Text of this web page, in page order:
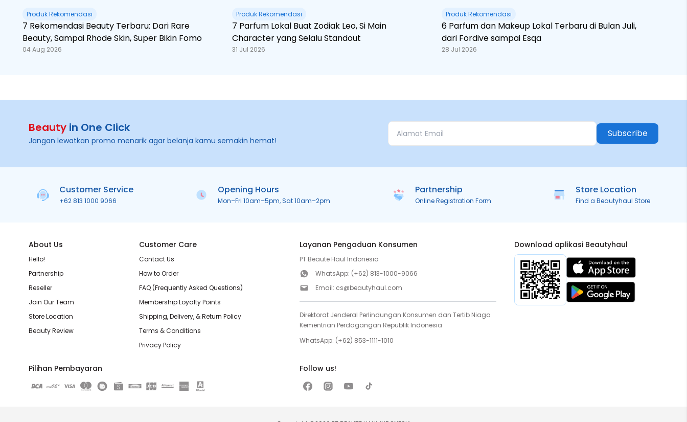
Produk Rekomendasi
7 Rekomendasi Beauty Terbaru: Dari Rare
Beauty, Sampai Rhode Skin, Super Bikin Fomo
04 Aug 2026
Produk Rekomendasi
7 Parfum Lokal Buat Zodiak Leo, Si Main
Character yang Selalu Standout
31 Jul 2026
Produk Rekomendasi
6 Parfum dan Makeup Lokal Terbaru di Bulan Juli,
dari Fordive sampai Esqa
28 Jul 2026
Beauty in One Click
Jangan lewatkan promo menarik agar belanja kamu semakin hemat!
Subscribe
Customer Service
+62 813 1000 9066
Opening Hours
Mon–Fri 10am–5pm, Sat 10am–2pm
Partnership
Online Registration Form
Store Location
Find a Beautyhaul Store
About Us
Hello!
Partnership
Reseller
Join Our Team
Store Location
Beauty Review
Customer Care
Contact Us
How to Order
FAQ (Frequently Asked Questions)
Membership Loyalty Points
Shipping, Delivery, & Return Policy
Terms & Conditions
Privacy Policy
Layanan Pengaduan Konsumen
PT Beaute Haul Indonesia
WhatsApp: (+62) 813-1000-9066
Email: cs@beautyhaul.com
Direktorat Jenderal Perlindungan Konsumen dan Tertib Niaga
Kementrian Perdagangan Republik Indonesia
WhatsApp: (+62) 853-1111-1010
Download aplikasi Beautyhaul
Pilihan Pembayaran Follow us!